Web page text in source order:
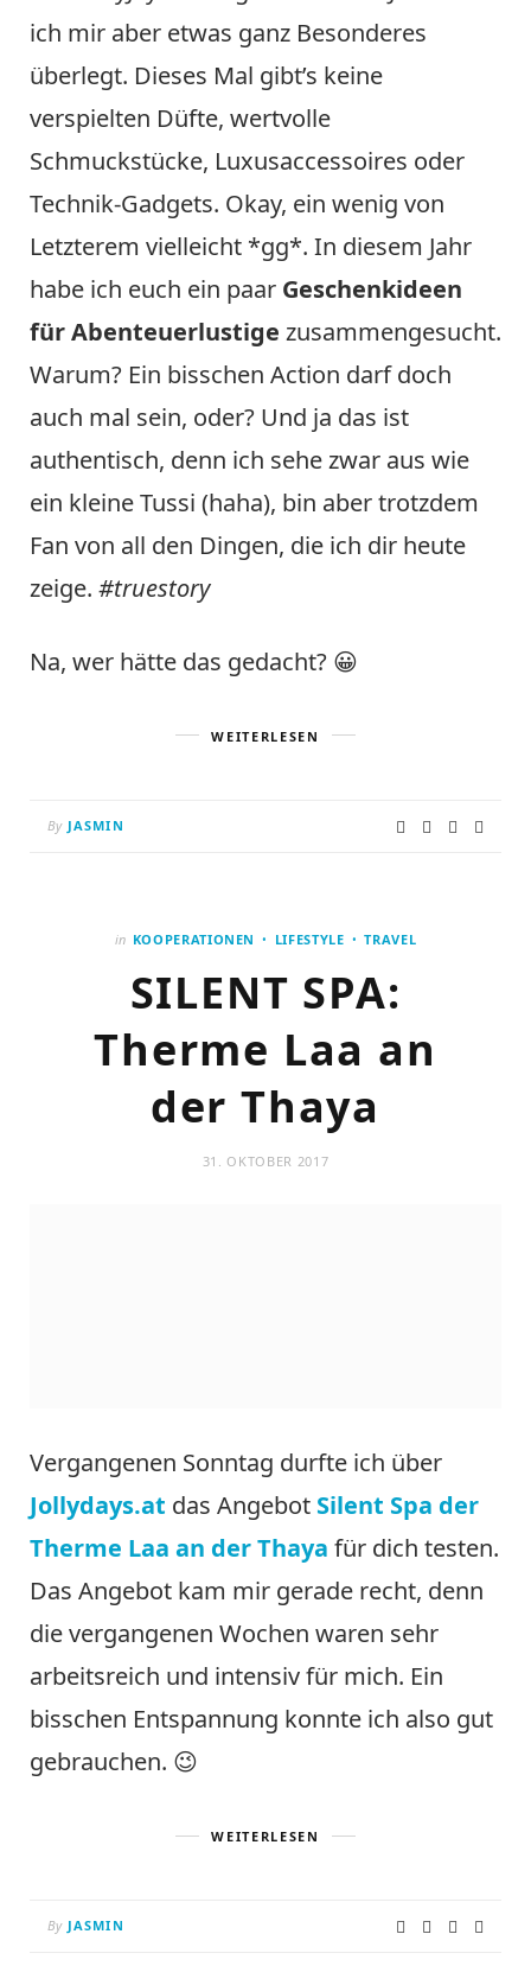
ich mir aber etwas ganz Besonderes
überlegt. Dieses Mal gibt’s keine
verspielten Düfte, wertvolle
Schmuckstücke, Luxusaccessoires oder
Technik-Gadgets. Okay, ein wenig von
Letzterem vielleicht *gg*. In diesem Jahr
habe ich euch ein paar Geschenkideen
für Abenteuerlustige zusammengesucht.
Warum? Ein bisschen Action darf doch
auch mal sein, oder? Und ja das ist
authentisch, denn ich sehe zwar aus wie
ein kleine Tussi (haha), bin aber trotzdem
Fan von all den Dingen, die ich dir heute
zeige. #truestory
Na, wer hätte das gedacht? 😀
WEITERLESEN
By JASMIN
in KOOPERATIONEN LIFESTYLE TRAVEL
SILENT SPA:
Therme Laa an
der Thaya
31. OKTOBER 2017
Vergangenen Sonntag durfte ich über
Jollydays.at das Angebot Silent Spa der
Therme Laa an der Thaya für dich testen.
Das Angebot kam mir gerade recht, denn
die vergangenen Wochen waren sehr
arbeitsreich und intensiv für mich. Ein
bisschen Entspannung konnte ich also gut
gebrauchen. 😉
WEITERLESEN
By JASMIN